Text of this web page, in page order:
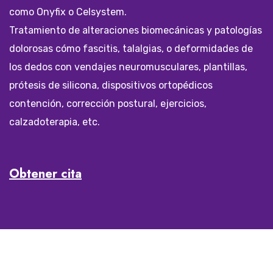
como Onyfix o Celsystem.
Tratamiento de alteraciones biomecánicas y patologías
dolorosas cómo fascitis, talalgias, o deformidades de
los dedos con vendajes neuromusculares, plantillas,
prótesis de silicona, dispositivos ortopédicos
contención, corrección postural, ejercicios,
calzadoterapia, etc.
Obtener cita